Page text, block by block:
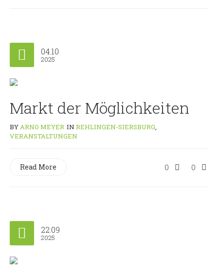
04.10
2025
Markt der Möglichkeiten
BYARNO MEYER IN REHLINGEN-SIERSBURG,
VERANSTALTUNGEN
0 0
Read More
22.09
2025